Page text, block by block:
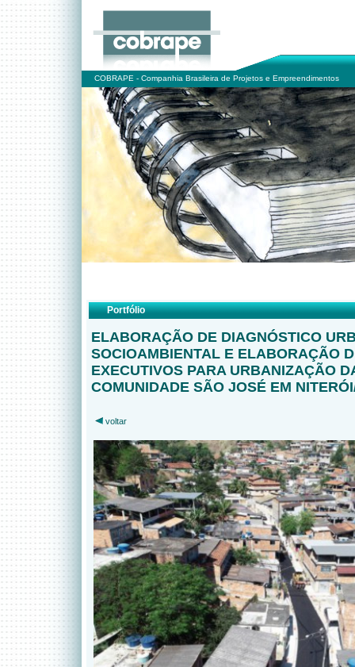
COBRAPE - Companhia Brasileira de Projetos e Empreendimentos
Portfólio
ELABORAÇÃO DE DIAGNÓSTICO
SOCIOAMBIENTAL E ELABORAÇÃO
EXECUTIVOS PARA URBANIZAÇÃO
COMUNIDADE SÃO JOSÉ EM
voltar